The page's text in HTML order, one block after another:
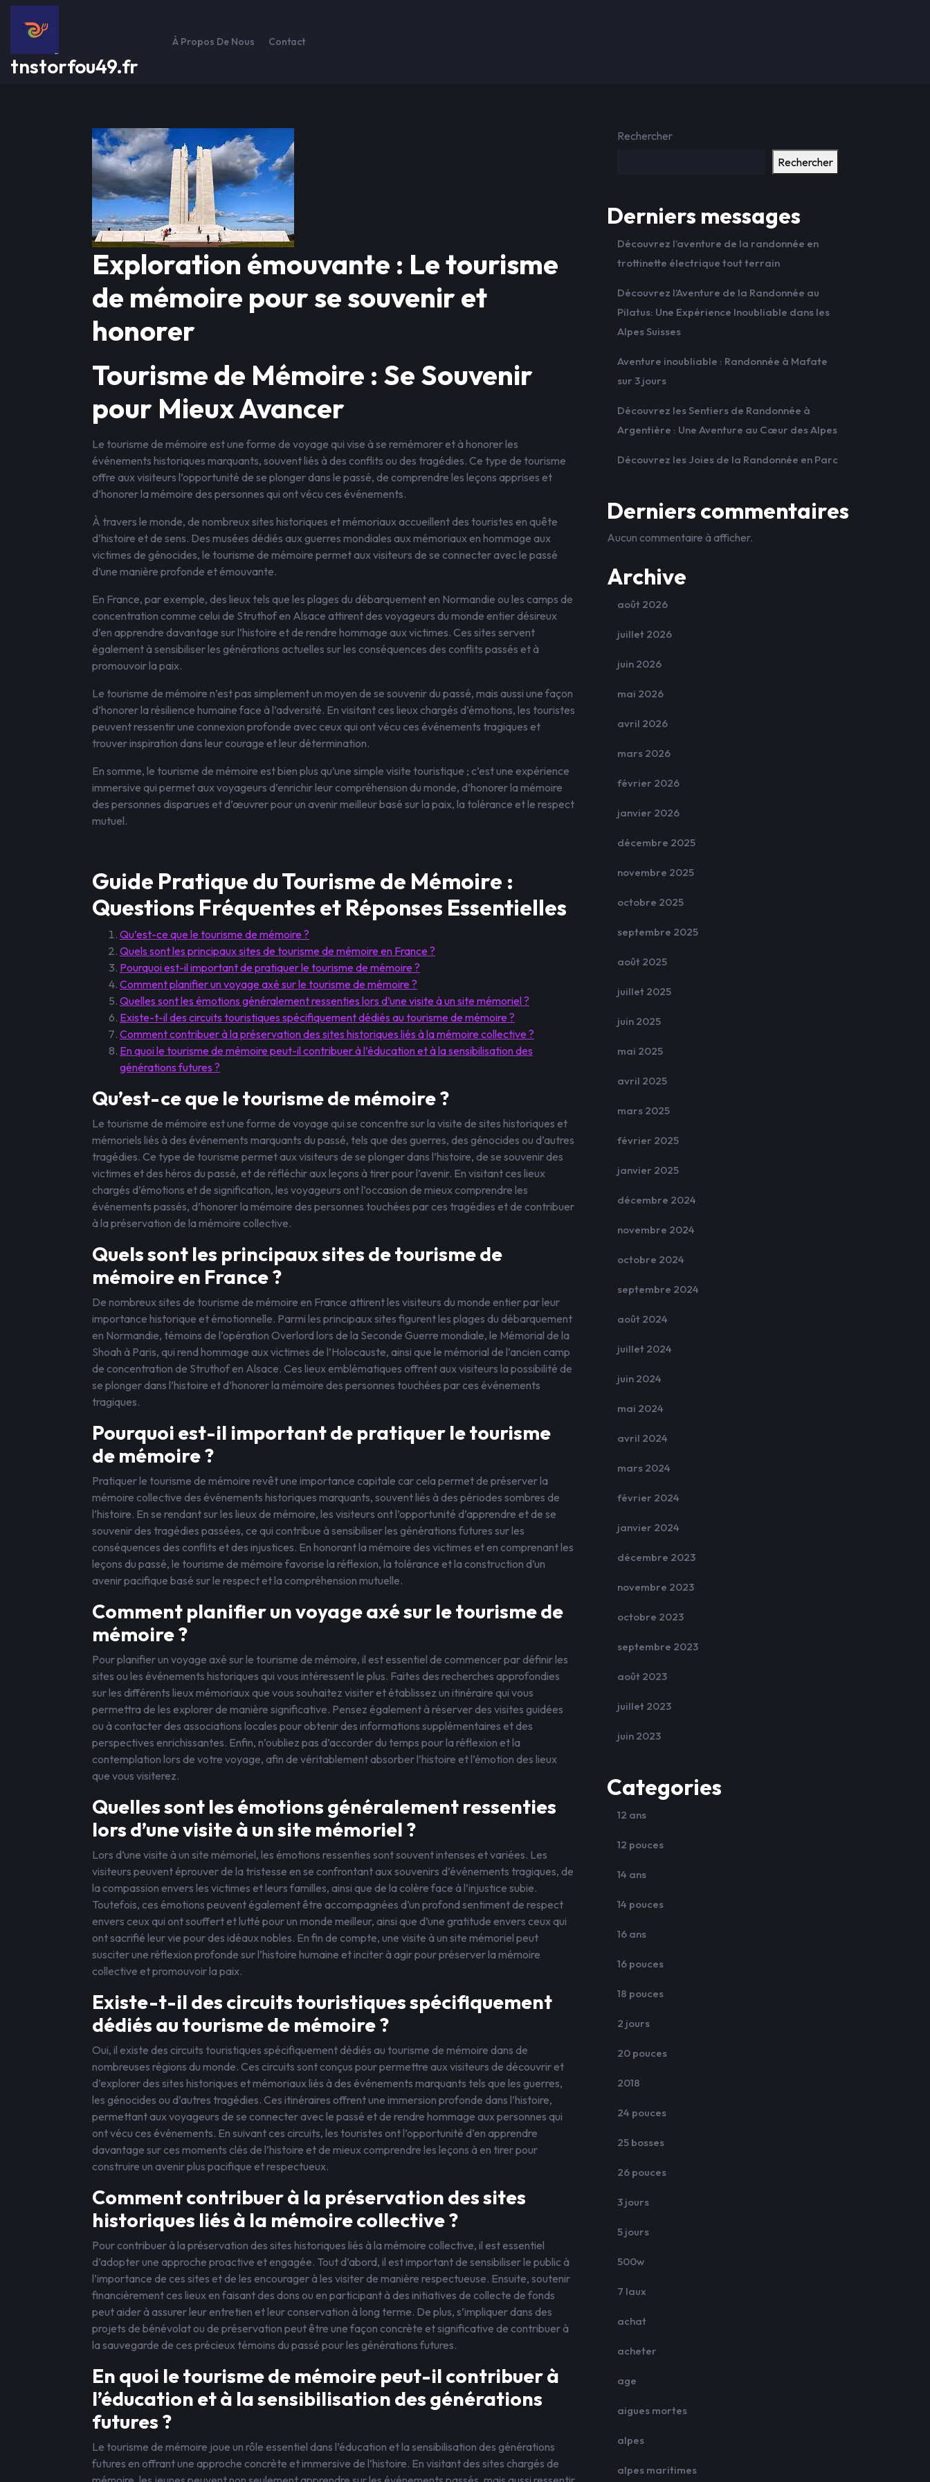
Passer
contenu
tnstorfou49.fr
À Propos De Nous Contact
Exploration émouvante : Le tourisme
de mémoire pour se souvenir et
honorer
Tourisme de Mémoire : Se Souvenir
pour Mieux Avancer
Le tourisme de mémoire est une forme de voyage qui vise à se remémorer et à honorer les
événements historiques marquants, souvent liés à des conflits ou des tragédies. Ce type de tourisme
offre aux visiteurs l’opportunité de se plonger dans le passé, de comprendre les leçons apprises et
d’honorer la mémoire des personnes qui ont vécu ces événements.
À travers le monde, de nombreux sites historiques et mémoriaux accueillent des touristes en quête
d’histoire et de sens. Des musées dédiés aux guerres mondiales aux mémoriaux en hommage aux
victimes de génocides, le tourisme de mémoire permet aux visiteurs de se connecter avec le passé
d’une manière profonde et émouvante.
En France, par exemple, des lieux tels que les plages du débarquement en Normandie ou les camps de
concentration comme celui de Struthof en Alsace attirent des voyageurs du monde entier désireux
d’en apprendre davantage sur l’histoire et de rendre hommage aux victimes. Ces sites servent
également à sensibiliser les générations actuelles sur les conséquences des conflits passés et à
promouvoir la paix.
Le tourisme de mémoire n’est pas simplement un moyen de se souvenir du passé, mais aussi une façon
d’honorer la résilience humaine face à l’adversité. En visitant ces lieux chargés d’émotions, les touristes
peuvent ressentir une connexion profonde avec ceux qui ont vécu ces événements tragiques et
trouver inspiration dans leur courage et leur détermination.
En somme, le tourisme de mémoire est bien plus qu’une simple visite touristique ; c’est une expérience
immersive qui permet aux voyageurs d’enrichir leur compréhension du monde, d’honorer la mémoire
des personnes disparues et d’œuvrer pour un avenir meilleur basé sur la paix, la tolérance et le respect
mutuel.
Guide Pratique du Tourisme de Mémoire :
Questions Fréquentes et Réponses Essentielles
Qu’est-ce que le tourisme de mémoire ?
Quels sont les principaux sites de tourisme de mémoire en France ?
Pourquoi est-il important de pratiquer le tourisme de mémoire ?
Comment planifier un voyage axé sur le tourisme de mémoire ?
Quelles sont les émotions généralement ressenties lors d’une visite à un site mémoriel ?
Existe-t-il des circuits touristiques spécifiquement dédiés au tourisme de mémoire ?
Comment contribuer à la préservation des sites historiques liés à la mémoire collective ?
En quoi le tourisme de mémoire peut-il contribuer à l’éducation et à la sensibilisation des
générations futures ?
Qu’est-ce que le tourisme de mémoire ?
Le tourisme de mémoire est une forme de voyage qui se concentre sur la visite de sites historiques et
mémoriels liés à des événements marquants du passé, tels que des guerres, des génocides ou d’autres
tragédies. Ce type de tourisme permet aux visiteurs de se plonger dans l’histoire, de se souvenir des
victimes et des héros du passé, et de réfléchir aux leçons à tirer pour l’avenir. En visitant ces lieux
chargés d’émotions et de signification, les voyageurs ont l’occasion de mieux comprendre les
événements passés, d’honorer la mémoire des personnes touchées par ces tragédies et de contribuer
à la préservation de la mémoire collective.
Quels sont les principaux sites de tourisme de
mémoire en France ?
De nombreux sites de tourisme de mémoire en France attirent les visiteurs du monde entier par leur
importance historique et émotionnelle. Parmi les principaux sites figurent les plages du débarquement
en Normandie, témoins de l’opération Overlord lors de la Seconde Guerre mondiale, le Mémorial de la
Shoah à Paris, qui rend hommage aux victimes de l’Holocauste, ainsi que le mémorial de l’ancien camp
de concentration de Struthof en Alsace. Ces lieux emblématiques offrent aux visiteurs la possibilité de
se plonger dans l’histoire et d’honorer la mémoire des personnes touchées par ces événements
tragiques.
Pourquoi est-il important de pratiquer le tourisme
de mémoire ?
Pratiquer le tourisme de mémoire revêt une importance capitale car cela permet de préserver la
mémoire collective des événements historiques marquants, souvent liés à des périodes sombres de
l’histoire. En se rendant sur les lieux de mémoire, les visiteurs ont l’opportunité d’apprendre et de se
souvenir des tragédies passées, ce qui contribue à sensibiliser les générations futures sur les
conséquences des conflits et des injustices. En honorant la mémoire des victimes et en comprenant les
leçons du passé, le tourisme de mémoire favorise la réflexion, la tolérance et la construction d’un
avenir pacifique basé sur le respect et la compréhension mutuelle.
Comment planifier un voyage axé sur le tourisme de
mémoire ?
Pour planifier un voyage axé sur le tourisme de mémoire, il est essentiel de commencer par définir les
sites ou les événements historiques qui vous intéressent le plus. Faites des recherches approfondies
sur les différents lieux mémoriaux que vous souhaitez visiter et établissez un itinéraire qui vous
permettra de les explorer de manière significative. Pensez également à réserver des visites guidées
ou à contacter des associations locales pour obtenir des informations supplémentaires et des
perspectives enrichissantes. Enfin, n’oubliez pas d’accorder du temps pour la réflexion et la
contemplation lors de votre voyage, afin de véritablement absorber l’histoire et l’émotion des lieux
que vous visiterez.
Quelles sont les émotions généralement ressenties
lors d’une visite à un site mémoriel ?
Lors d’une visite à un site mémoriel, les émotions ressenties sont souvent intenses et variées. Les
visiteurs peuvent éprouver de la tristesse en se confrontant aux souvenirs d’événements tragiques, de
la compassion envers les victimes et leurs familles, ainsi que de la colère face à l’injustice subie.
Toutefois, ces émotions peuvent également être accompagnées d’un profond sentiment de respect
envers ceux qui ont souffert et lutté pour un monde meilleur, ainsi que d’une gratitude envers ceux qui
ont sacrifié leur vie pour des idéaux nobles. En fin de compte, une visite à un site mémoriel peut
susciter une réflexion profonde sur l’histoire humaine et inciter à agir pour préserver la mémoire
collective et promouvoir la paix.
Existe-t-il des circuits touristiques spécifiquement
dédiés au tourisme de mémoire ?
Oui, il existe des circuits touristiques spécifiquement dédiés au tourisme de mémoire dans de
nombreuses régions du monde. Ces circuits sont conçus pour permettre aux visiteurs de découvrir et
d’explorer des sites historiques et mémoriaux liés à des événements marquants tels que les guerres,
les génocides ou d’autres tragédies. Ces itinéraires offrent une immersion profonde dans l’histoire,
permettant aux voyageurs de se connecter avec le passé et de rendre hommage aux personnes qui
ont vécu ces événements. En suivant ces circuits, les touristes ont l’opportunité d’en apprendre
davantage sur ces moments clés de l’histoire et de mieux comprendre les leçons à en tirer pour
construire un avenir plus pacifique et respectueux.
Comment contribuer à la préservation des sites
historiques liés à la mémoire collective ?
Pour contribuer à la préservation des sites historiques liés à la mémoire collective, il est essentiel
d’adopter une approche proactive et engagée. Tout d’abord, il est important de sensibiliser le public à
l’importance de ces sites et de les encourager à les visiter de manière respectueuse. Ensuite, soutenir
financièrement ces lieux en faisant des dons ou en participant à des initiatives de collecte de fonds
peut aider à assurer leur entretien et leur conservation à long terme. De plus, s’impliquer dans des
projets de bénévolat ou de préservation peut être une façon concrète et significative de contribuer à
la sauvegarde de ces précieux témoins du passé pour les générations futures.
En quoi le tourisme de mémoire peut-il contribuer à
l’éducation et à la sensibilisation des générations
futures ?
Le tourisme de mémoire joue un rôle essentiel dans l’éducation et la sensibilisation des générations
futures en offrant une approche concrète et immersive de l’histoire. En visitant des sites chargés de
Rechercher
Rechercher
Derniers messages
Découvrez l’aventure de la randonnée en
trottinette électrique tout terrain
Découvrez l’Aventure de la Randonnée au
Pilatus: Une Expérience Inoubliable dans les
Alpes Suisses
Aventure inoubliable : Randonnée à Mafate
sur 3 jours
Découvrez les Sentiers de Randonnée à
Argentière : Une Aventure au Cœur des Alpes
Découvrez les Joies de la Randonnée en Parc
Derniers commentaires
Aucun commentaire à afficher.
Archive
août 2026
juillet 2026
juin 2026
mai 2026
avril 2026
mars 2026
février 2026
janvier 2026
décembre 2025
novembre 2025
octobre 2025
septembre 2025
août 2025
juillet 2025
juin 2025
mai 2025
avril 2025
mars 2025
février 2025
janvier 2025
décembre 2024
novembre 2024
octobre 2024
septembre 2024
août 2024
juillet 2024
juin 2024
mai 2024
avril 2024
mars 2024
février 2024
janvier 2024
décembre 2023
novembre 2023
octobre 2023
septembre 2023
août 2023
juillet 2023
juin 2023
Categories
12 ans
12 pouces
14 ans
14 pouces
16 ans
16 pouces
18 pouces
2 jours
20 pouces
2018
24 pouces
25 bosses
26 pouces
3 jours
5 jours
500w
7 laux
achat
acheter
age
aigues mortes
alpes
alpes maritimes